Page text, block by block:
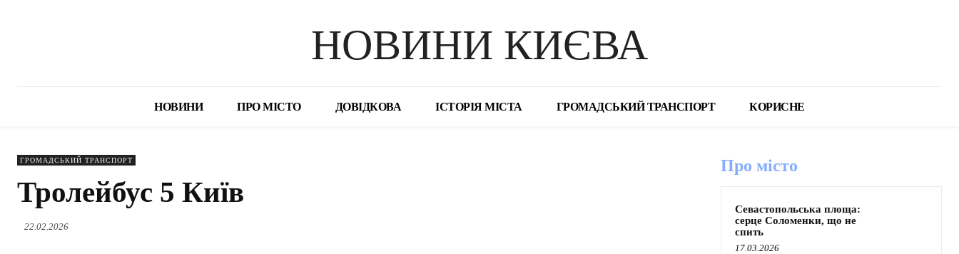
НОВИНИ КИЄВА
НОВИНИ ПРО МІСТО ДОВІДКОВА ІСТОРІЯ МІСТА ГРОМАДСЬКИЙ ТРАНСПОРТ КОРИСНЕ
ГРОМАДСЬКИЙ ТРАНСПОРТ
Тролейбус 5 Київ
22.02.2026
Про місто
Севастопольська площа:
серце Соломенки, що не
спить
17.03.2026